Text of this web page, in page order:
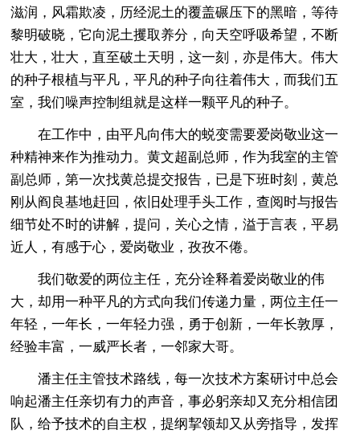
滋润，风霜欺凌，历经泥土的覆盖碾压下的黑暗，等待
黎明破晓，它向泥土攫取养分，向天空呼吸希望，不断
壮大，壮大，直至破土天明，这一刻，亦是伟大。伟大
的种子根植与平凡，平凡的种子向往着伟大，而我们五
室，我们噪声控制组就是这样一颗平凡的种子。
在工作中，由平凡向伟大的蜕变需要爱岗敬业这一
种精神来作为推动力。黄文超副总师，作为我室的主管
副总师，第一次找黄总提交报告，已是下班时刻，黄总
刚从阎良基地赶回，依旧处理手头工作，查阅时与报告
细节处不时的讲解，提问，关心之情，溢于言表，平易
近人，有感于心，爱岗敬业，孜孜不倦。
我们敬爱的两位主任，充分诠释着爱岗敬业的伟
大，却用一种平凡的方式向我们传递力量，两位主任一
年轻，一年长，一年轻力强，勇于创新，一年长敦厚，
经验丰富，一威严长者，一邻家大哥。
潘主任主管技术路线，每一次技术方案研讨中总会
响起潘主任亲切有力的声音，事必躬亲却又充分相信团
队，给予技术的自主权，提纲挈领却又从旁指导，发挥